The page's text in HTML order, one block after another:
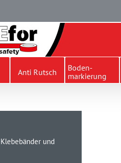
Anti Rutsch
Boden-
markierung
und